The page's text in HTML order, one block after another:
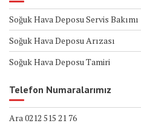
Soğuk Hava Deposu Servis Bakımı
Soğuk Hava Deposu Arızası
Soğuk Hava Deposu Tamiri
Telefon Numaralarımız
Ara 0212 515 21 76